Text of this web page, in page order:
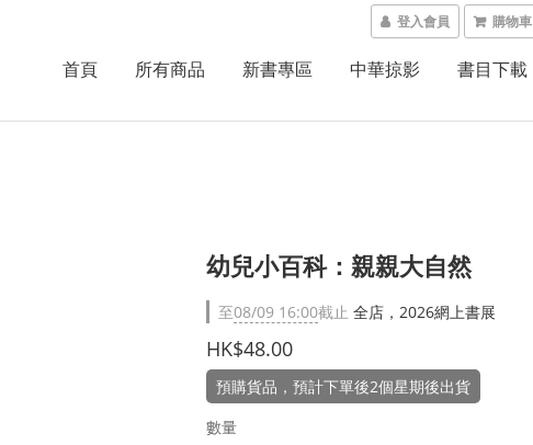
登入會員 購物車
首頁 所有商品 新書專區 中華掠影 書目下載
幼兒小百科：親親大自然
至08/09 16:00截止 全店，2026網上書展
HK$48.00
預購貨品，預計下單後2個星期後出貨
數量